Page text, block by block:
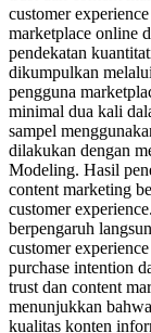
customer
marketplace online
pendekatan
dikumpulkan
pengguna
minimal dua kali
sampel
dilakukan dengan
Modeling. Hasil
content marketing
customer
berpengaruh
customer
purchase intention
trust dan content
menunjukkan
kualitas konten